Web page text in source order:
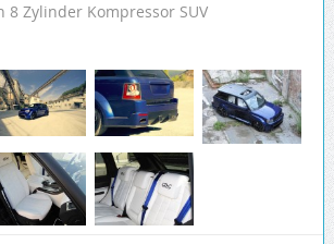
8 Zylinder Kompressor SUV